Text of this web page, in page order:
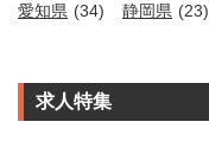
愛知県 (34) 静岡県 (23)
求人特集